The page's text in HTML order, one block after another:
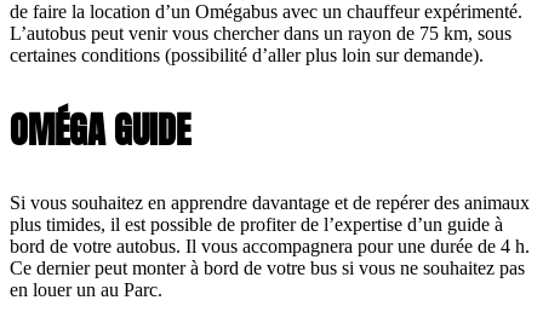
de faire la location d’un Omégabus avec un chauffeur expérimenté.
L’autobus peut venir vous chercher dans un rayon de 75 km, sous
certaines conditions (possibilité d’aller plus loin sur demande).
OMÉGA GUIDE
Si vous souhaitez en apprendre davantage et de repérer des animaux
plus timides, il est possible de profiter de l’expertise d’un guide à
bord de votre autobus. Il vous accompagnera pour une durée de 4 h.
Ce dernier peut monter à bord de votre bus si vous ne souhaitez pas
en louer un au Parc.